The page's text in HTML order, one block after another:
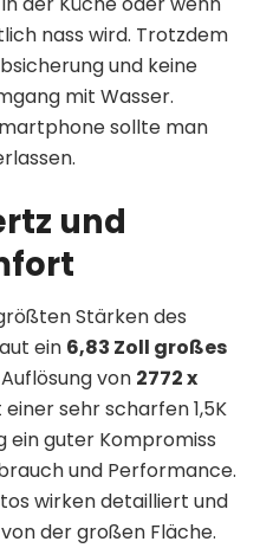
nass wird. Trotzdem
und keine
mit Wasser.
sollte man
und
Stärken des
ein 6,83 Zoll großes
von 2772 x
sehr scharfen 1,5K
ein guter Kompromiss
und Performance.
wirken detailliert und
der großen Fläche.